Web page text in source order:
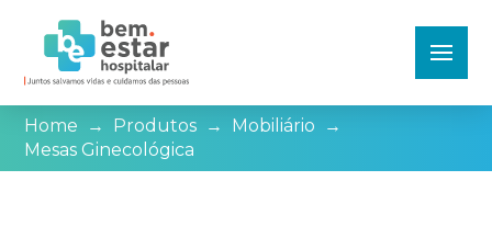
Home → Produtos → Mobiliário
→
Mesas Ginecológica